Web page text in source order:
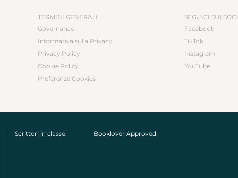
TERMINI GENERALI
Governance
Informativa sulla Privacy
Privacy Policy
Cookie Policy
Preferenze Cookies
SEGUICI SUI
Facebook
TikTok
Instagram
YouTube
Scrittori in classe Booklover Approved